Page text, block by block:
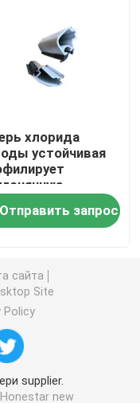
хлорида
устойчивая
жары
Отправить запрос
сайта
Site
Policy
supplier.
new